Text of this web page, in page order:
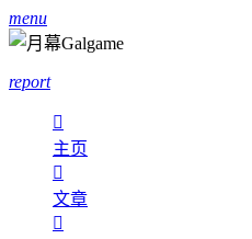
menu
report

主页

文章
